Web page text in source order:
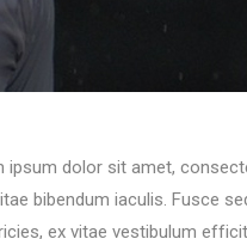
ipsum dolor sit amet,
bibendum iaculis. Fusce
ex vitae vestibulum